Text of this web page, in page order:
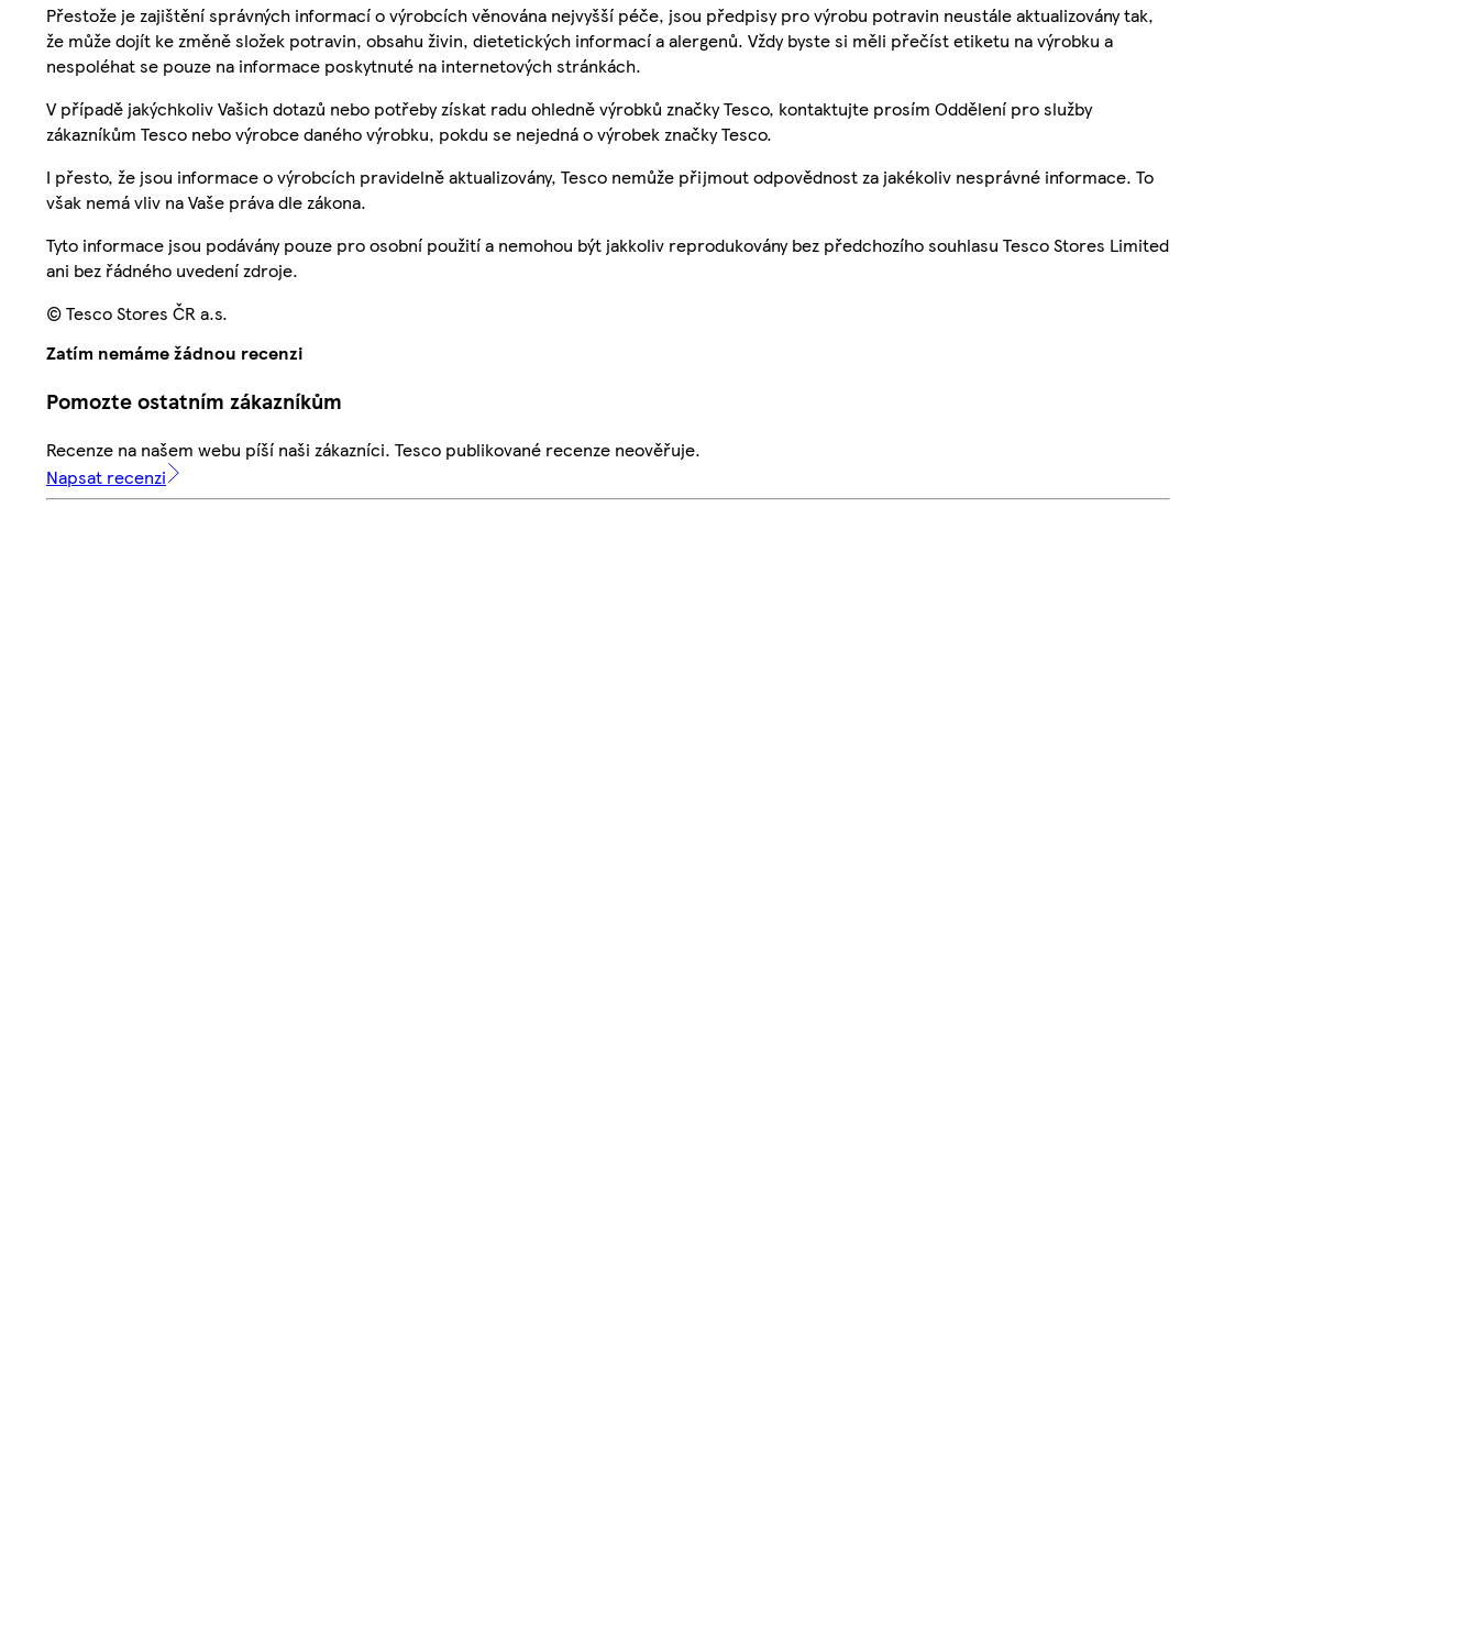
Přestože je zajištění správných informací o výrobcích věnována nejvyšší péče, jsou předpisy pro výrobu potravin neustále aktualizovány tak,
že může dojít ke změně složek potravin, obsahu živin, dietetických informací a alergenů. Vždy byste si měli přečíst etiketu na výrobku a
nespoléhat se pouze na informace poskytnuté na internetových stránkách.
V případě jakýchkoliv Vašich dotazů nebo potřeby získat radu ohledně výrobků značky Tesco, kontaktujte prosím Oddělení pro služby
zákazníkům Tesco nebo výrobce daného výrobku, pokdu se nejedná o výrobek značky Tesco.
I přesto, že jsou informace o výrobcích pravidelně aktualizovány, Tesco nemůže přijmout odpovědnost za jakékoliv nesprávné informace. To
však nemá vliv na Vaše práva dle zákona.
Tyto informace jsou podávány pouze pro osobní použití a nemohou být jakkoliv reprodukovány bez předchozího souhlasu Tesco Stores Limited
ani bez řádného uvedení zdroje.
© Tesco Stores ČR a.s.
Zatím nemáme žádnou recenzi
Pomozte ostatním zákazníkům
Recenze na našem webu píší naši zákazníci. Tesco publikované recenze neověřuje.
Napsat recenzi